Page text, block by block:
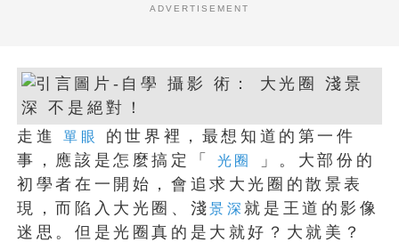
ADVERTISEMENT
走進 單眼
的世界裡，最想知道的第一件
事，應該是怎麼搞定「
光圈
」。大部份的
初學者在一開始，會追求大光圈的散景表
現，而陷入大光圈、淺景深 就是王道的影像
迷思。但是光圈真的是大就好？大就美？